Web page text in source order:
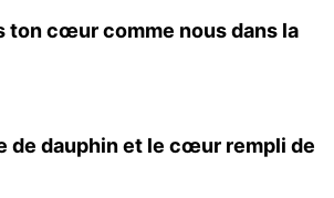
ton cœur comme nous dans la
de dauphin et le cœur rempli de